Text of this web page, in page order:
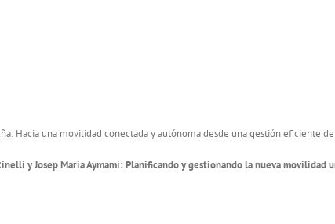
Hacia una movilidad conectada y autónoma desde una gestión eficiente
y Josep Maria Aymamí: Planificando y gestionando la nueva movilidad